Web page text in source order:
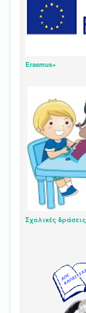
Erasmus+
Σχολικές δράσεις